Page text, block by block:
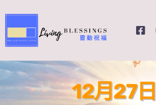
to
content
關於我們 12月27日